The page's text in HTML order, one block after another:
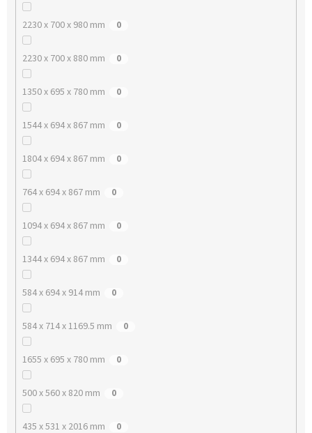
2230 x 700 x 980 mm 0
2230 x 700 x 880 mm 0
1350 x 695 x 780 mm 0
1544 x 694 x 867 mm 0
1804 x 694 x 867 mm 0
764 x 694 x 867 mm 0
1094 x 694 x 867 mm 0
1344 x 694 x 867 mm 0
584 x 694 x 914 mm 0
584 x 714 x 1169.5 mm 0
1655 x 695 x 780 mm 0
500 x 560 x 820 mm 0
435 x 531 x 2016 mm 0